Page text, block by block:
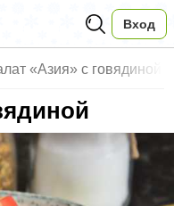
Вход
«Азия» с говядиной